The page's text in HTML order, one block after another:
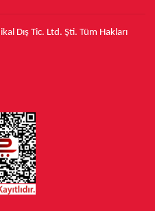
Dış Tic. Ltd. Şti. Tüm Hakları